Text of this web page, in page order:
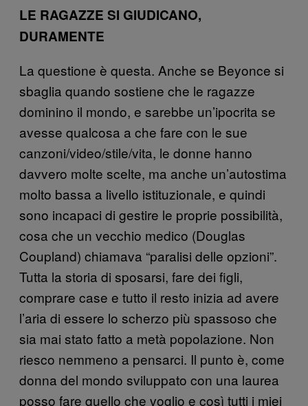
LE RAGAZZE SI GIUDICANO,
DURAMENTE
La questione è questa. Anche se Beyonce si
sbaglia quando sostiene che le ragazze
dominino il mondo, e sarebbe un’ipocrita se
avesse qualcosa a che fare con le sue
canzoni/video/stile/vita, le donne hanno
davvero molte scelte, ma anche un’autostima
molto bassa a livello istituzionale, e quindi
sono incapaci di gestire le proprie possibilità,
cosa che un vecchio medico (Douglas
Coupland) chiamava “paralisi delle opzioni”.
Tutta la storia di sposarsi, fare dei figli,
comprare case e tutto il resto inizia ad avere
l’aria di essere lo scherzo più spassoso che
sia mai stato fatto a metà popolazione. Non
riesco nemmeno a pensarci. Il punto è, come
donna del mondo sviluppato con una laurea
posso fare quello che voglio e così tutti i miei